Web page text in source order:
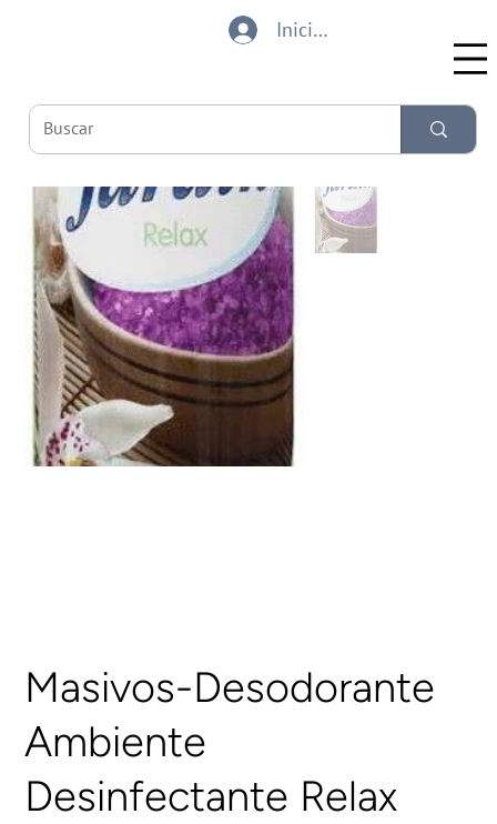
Iniciar sesión
Masivos-Desodorante
Ambiente
Desinfectante Relax